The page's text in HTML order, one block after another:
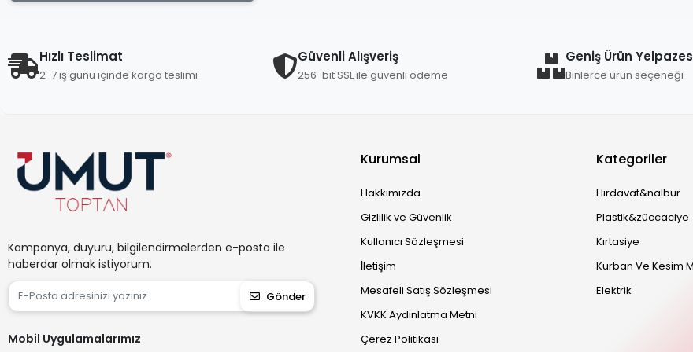
Bella House
Beşel
Beyazsu
Bonhaır
Brofar
Bul-Max
Castle
Cata
Cottonland
Hızlı Teslimat
2-7 iş günü içinde kargo teslimi
Güvenli Alışveriş
256-bit SSL ile güvenli ödeme
Geniş Ürün
Binlerce ürün seçeneği
Kampanya, duyuru, bilgilendirmelerden e-posta ile
haberdar olmak istiyorum.
Gönder
Mobil Uygulamalarımız
Kurumsal
Hakkımızda
Gizlilik ve Güvenlik
Kullanıcı Sözleşmesi
İletişim
Mesafeli Satış Sözleşmesi
KVKK Aydınlatma Metni
Çerez Politikası
Kategoriler
Hırdavat&nalbur
Plastik&züccaciye
Kırtasiye
Kurban Ve Kesim
Elektrik